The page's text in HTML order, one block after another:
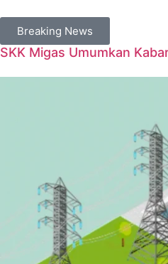
Breaking News
SKK Migas Umumkan